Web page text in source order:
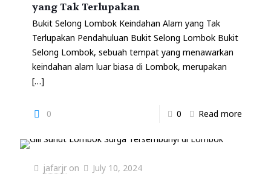
yang Tak Terlupakan
Bukit Selong Lombok Keindahan Alam yang Tak
Terlupakan Pendahuluan Bukit Selong Lombok Bukit
Selong Lombok, sebuah tempat yang menawarkan
keindahan alam luar biasa di Lombok, merupakan
[…]
0 0 Read more
jafarjr on July 10, 2024